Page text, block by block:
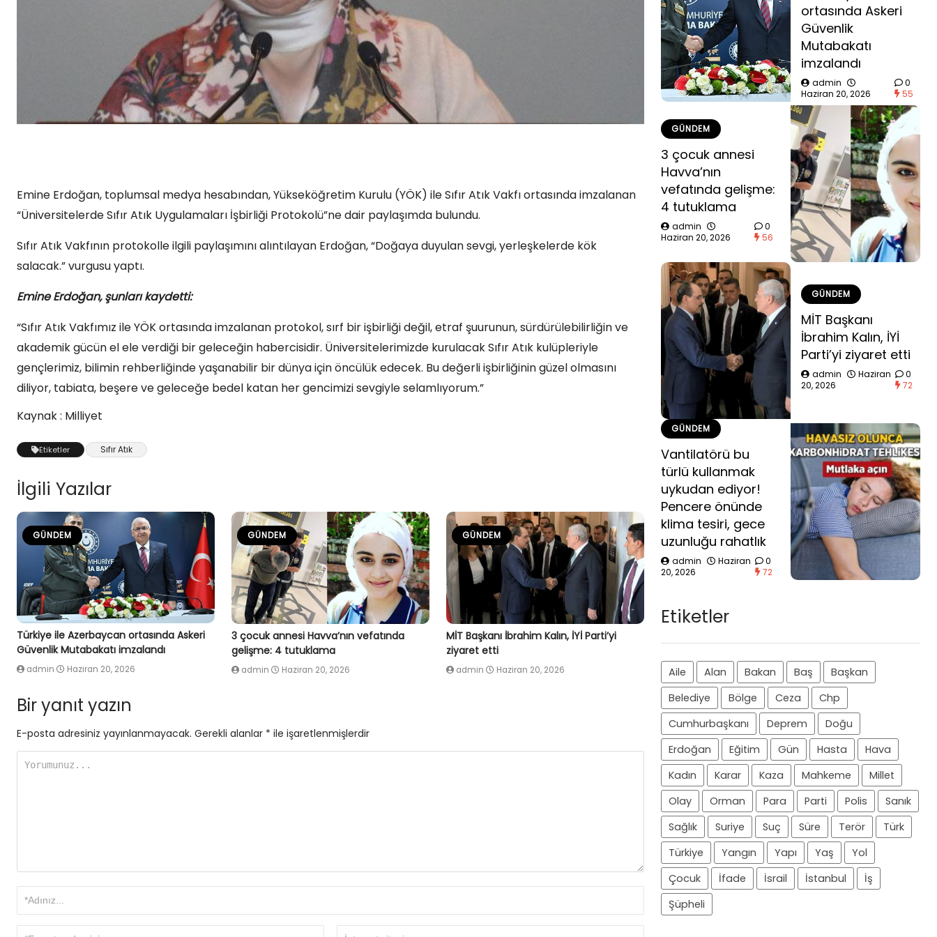
Emine Erdoğan, toplumsal medya hesabından, Yükseköğretim Kurulu (YÖK) ile Sıfır Atık Vakfı ortasında imzalanan
“Üniversitelerde Sıfır Atık Uygulamaları İşbirliği Protokolü”ne dair paylaşımda bulundu.
Sıfır Atık Vakfının protokolle ilgili paylaşımını alıntılayan Erdoğan, “Doğaya duyulan sevgi, yerleşkelerde kök
salacak.” vurgusu yaptı.
Emine Erdoğan, şunları kaydetti:
“Sıfır Atık Vakfımız ile YÖK ortasında imzalanan protokol, sırf bir işbirliği değil, etraf şuurunun, sürdürülebilirliğin ve
akademik gücün el ele verdiği bir geleceğin habercisidir. Üniversitelerimizde kurulacak Sıfır Atık kulüpleriyle
gençlerimiz, bilimin rehberliğinde yaşanabilir bir dünya için öncülük edecek. Bu değerli işbirliğinin güzel olmasını
diliyor, tabiata, beşere ve geleceğe bedel katan her gencimizi sevgiyle selamlıyorum.”
Kaynak : Milliyet
Etiketler Sıfır Atık
İlgili Yazılar
GÜNDEM
Türkiye ile Azerbaycan ortasında Askeri
Güvenlik Mutabakatı imzalandı
admin Haziran 20, 2026
GÜNDEM
3 çocuk annesi Havva’nın vefatında
gelişme: 4 tutuklama
admin Haziran 20, 2026
GÜNDEM
MİT Başkanı İbrahim Kalın, İYİ Parti’yi
ziyaret etti
admin Haziran 20, 2026
Bir yanıt yazın
E-posta adresiniz yayınlanmayacak. Gerekli alanlar * ile işaretlenmişlerdir
ortasında Askeri
Güvenlik
Mutabakatı
imzalandı
admin
Haziran 20, 2026
0
55
GÜNDEM
3 çocuk annesi
Havva’nın
vefatında gelişme:
4 tutuklama
admin
Haziran 20, 2026
0
56
GÜNDEM
MİT Başkanı
İbrahim Kalın, İYİ
Parti’yi ziyaret etti
admin
Haziran
20, 2026
0
72
GÜNDEM
Vantilatörü bu
türlü kullanmak
uykudan ediyor!
Pencere önünde
klima tesiri, gece
uzunluğu rahatlık
admin
Haziran
20, 2026
0
72
Etiketler
Aile Alan Bakan Baş
Başkan
Belediye
Bölge Ceza
Chp
Cumhurbaşkanı
Deprem
Doğu
Erdoğan
Eğitim Gün Hasta
Hava
Kadın
Karar Kaza Mahkeme
Millet
Olay
Orman Para Parti Polis
Sanık
Sağlık
Suriye Suç Süre Terör
Türk
Türkiye
Yangın Yapı Yaş
Yol
Çocuk
İfade İsrail İstanbul
İş
Şüpheli